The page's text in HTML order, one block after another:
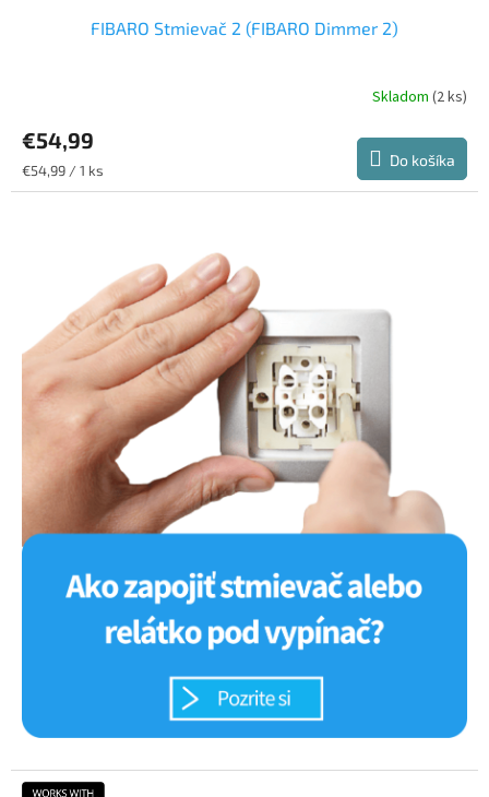
FIBARO Stmievač 2 (FIBARO Dimmer 2)
produktu
je
5,0
Skladom(2 ks)
€54,99
Jednotková
cena:
€54,99 / 1 ks
Do košíka